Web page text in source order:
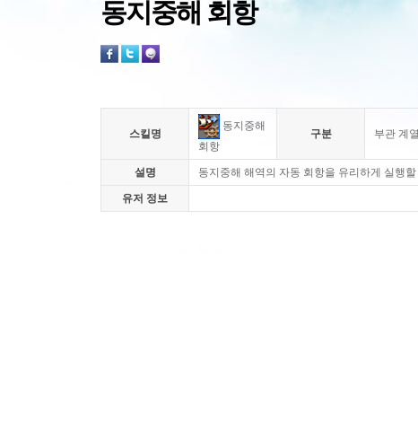
동지중해 회항
스킬명
동지중해
회항
구분 부관 계열
설명 동지중해 해역의 자동 회항을 유리하게 실행
유저 정보